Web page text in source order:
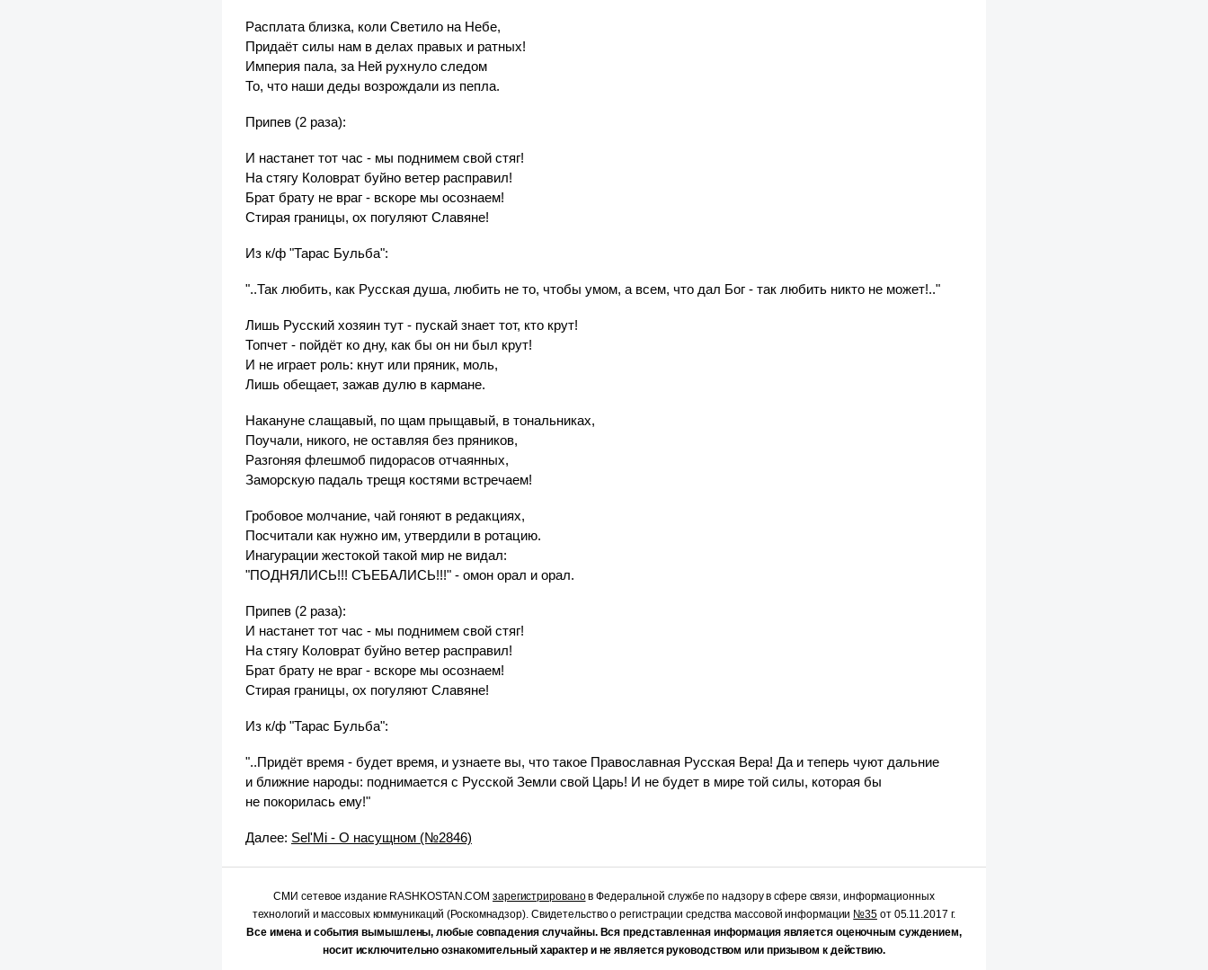
Расплата близка, коли Светило на Небе,
Придаёт силы нам в делах правых и ратных!
Империя пала, за Ней рухнуло следом
То, что наши деды возрождали из пепла.
Припев (2 раза):
И настанет тот час - мы поднимем свой стяг!
На стягу Коловрат буйно ветер расправил!
Брат брату не враг - вскоре мы осознаем!
Стирая границы, ох погуляют Славяне!
Из к/ф "Тарас Бульба":
"..Так любить, как Русская душа, любить не то, чтобы умом, а всем, что дал Бог - так любить никто не может!.."
Лишь Русский хозяин тут - пускай знает тот, кто крут!
Топчет - пойдёт ко дну, как бы он ни был крут!
И не играет роль: кнут или пряник, моль,
Лишь обещает, зажав дулю в кармане.
Накануне слащавый, по щам прыщавый, в тональниках,
Поучали, никого, не оставляя без пряников,
Разгоняя флешмоб пидорасов отчаянных,
Заморскую падаль трещя костями встречаем!
Гробовое молчание, чай гоняют в редакциях,
Посчитали как нужно им, утвердили в ротацию.
Инагурации жестокой такой мир не видал:
"ПОДНЯЛИСЬ!!! СЪЕБАЛИСЬ!!!" - омон орал и орал.
Припев (2 раза):
И настанет тот час - мы поднимем свой стяг!
На стягу Коловрат буйно ветер расправил!
Брат брату не враг - вскоре мы осознаем!
Стирая границы, ох погуляют Славяне!
Из к/ф "Тарас Бульба":
"..Придёт время - будет время, и узнаете вы, что такое Православная Русская Вера! Да и теперь чуют дальние
и ближние народы: поднимается с Русской Земли свой Царь! И не будет в мире той силы, которая бы
не покорилась ему!"
Далее: Sel'Mi - О насущном (№2846)
СМИ сетевое издание RASHKOSTAN.COMзарегистрированов Федеральной службе по надзору в сфере связи, информационных
технологий и массовых коммуникаций (Роскомнадзор). Свидетельство о регистрации средства массовой информации №35от 05.11.2017 г.
Все имена и события вымышлены, любые совпадения случайны. Вся представленная информация является оценочным суждением,
носит исключительно ознакомительный характер и не является руководством или призывом к действию.